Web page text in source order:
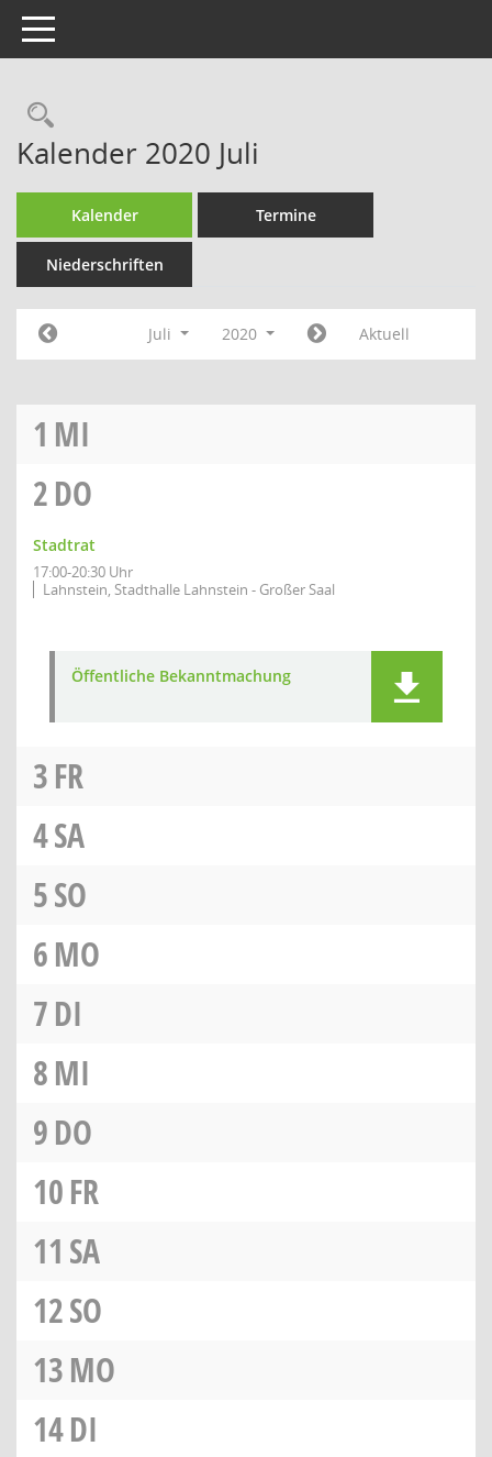
Toggle navigation
Rechercheauswahl
Kalender 2020 Juli
Kalender Termine
Niederschriften
Juli 2020 Aktuell
1 MI
2DO
Stadtrat
17:00-20:30 Uhr
Lahnstein, Stadthalle Lahnstein - Großer Saal
Öffentliche Bekanntmachung
3FR
4SA
5SO
6MO
7DI
8MI
9DO
10FR
11 SA
12SO
13MO
14DI